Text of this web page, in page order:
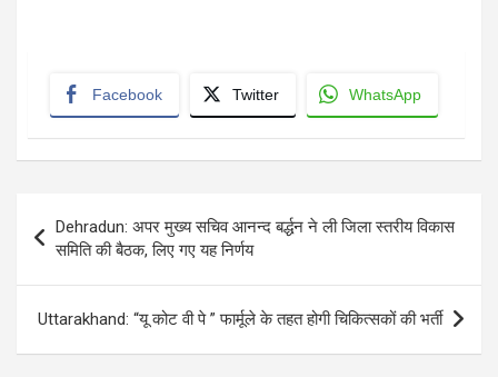
Facebook Twitter WhatsApp
navigation
Dehradun: अपर मुख्य सचिव आनन्द बर्द्धन ने ली जिला स्तरीय विकास
समिति की बैठक, लिए गए यह निर्णय
Uttarakhand: “यू कोट वी पे ” फार्मूले के तहत होगी चिकित्सकों की भर्ती